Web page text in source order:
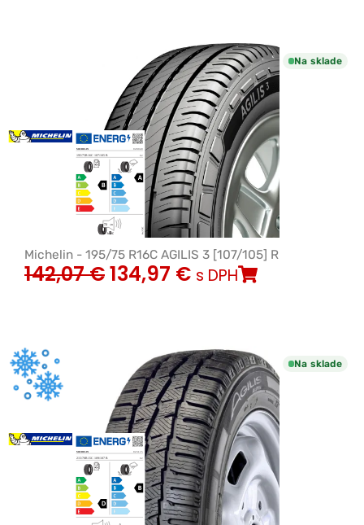
Na sklade
Michelin - 195/75 R16C AGILIS 3 [107/105] R
142,07€134,97 € s DPH
Na sklade